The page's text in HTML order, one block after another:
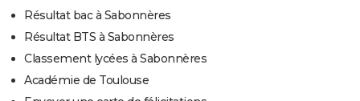
Résultat bac à Sabonnères
Résultat BTS à Sabonnères
Classement lycées à Sabonnères
Académie de Toulouse